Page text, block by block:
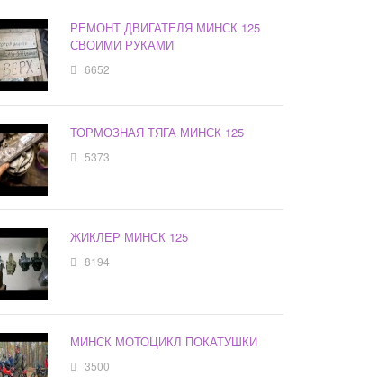
РЕМОНТ ДВИГАТЕЛЯ МИНСК 125
СВОИМИ РУКАМИ
6652
ТОРМОЗНАЯ ТЯГА МИНСК 125
5373
ЖИКЛЕР МИНСК 125
8194
МИНСК МОТОЦИКЛ ПОКАТУШКИ
3500